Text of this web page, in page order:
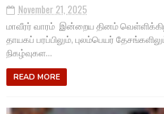
November 21, 2025
மாவீரர் வாரம் இன்றைய தினம்
தாயகப் பரப்பிலும், புலம்பெயர்
நிகழ்வுகள...
READ MORE